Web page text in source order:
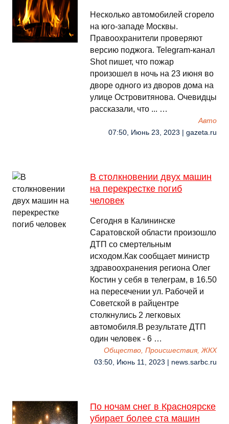
Несколько автомобилей сгорело
на юго-западе Москвы.
Правоохранители проверяют
версию поджога. Telegram-канал
Shot пишет, что пожар
произошел в ночь на 23 июня во
дворе одного из дворов дома на
улице Островитянова. Очевидцы
рассказали, что ... …
Авто
07:50, Июнь 23, 2023 | gazeta.ru
В столкновении двух машин
на перекрестке погиб
человек
Сегодня в Калининске
Саратовской области произошло
ДТП со смертельным
исходом.Как сообщает министр
здравоохранения региона Олег
Костин у себя в телеграм, в 16.50
на пересечении ул. Рабочей и
Советской в райцентре
столкнулись 2 легковых
автомобиля.В результате ДТП
один человек - 6 …
Общество, Происшествия, ЖКХ
03:50, Июнь 11, 2023 | news.sarbc.ru
По ночам снег в Красноярске
убирает более ста машин